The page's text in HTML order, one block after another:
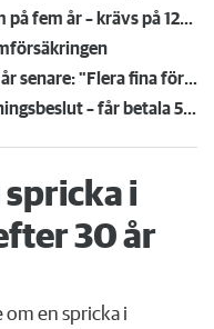
Anmälde inte vattenskadat badrum på fem år – krävs på 125 000 kronor
Kompisdealen blev verklighet – 40 år senare: "Flera fina fördelar med att dela bostad"
Kvinna kapade lägenhet efter vräkningsbeslut – får betala 50 000
spricka i
30 år
om en spricka i